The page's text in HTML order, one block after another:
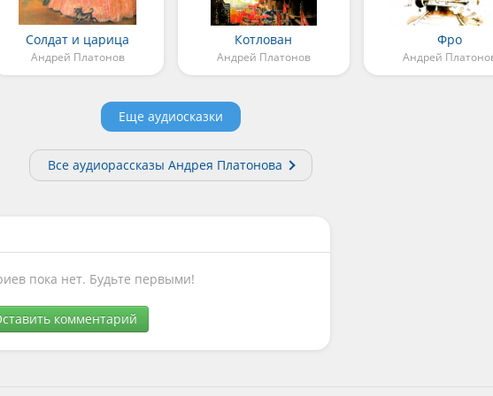
Солдат и царица
Андрей Платонов
Котлован
Андрей Платонов
Фро
Андрей
Еще аудиосказки
Все аудиорассказы Андрея Платонова
пока нет. Будьте первыми!
комментарий